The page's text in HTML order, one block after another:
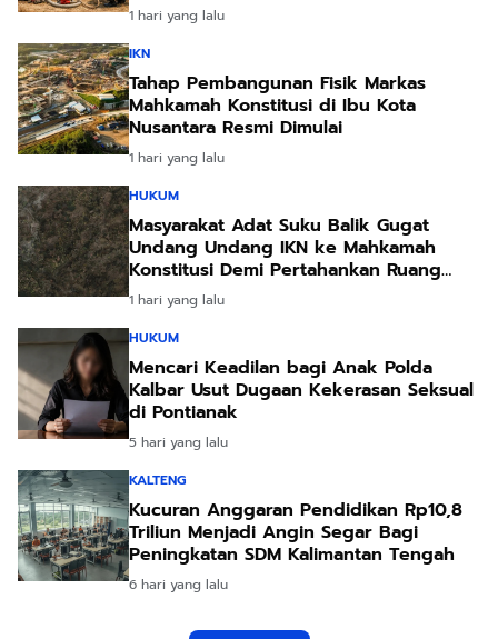
Akibat Kemarau Ekstrem
1 hari yang lalu
IKN
Tahap Pembangunan Fisik Markas
Mahkamah Konstitusi di Ibu Kota
Nusantara Resmi Dimulai
1 hari yang lalu
HUKUM
Masyarakat Adat Suku Balik Gugat
Undang Undang IKN ke Mahkamah
Konstitusi Demi Pertahankan Ruang
Hidup Leluhur
1 hari yang lalu
HUKUM
Mencari Keadilan bagi Anak Polda
Kalbar Usut Dugaan Kekerasan Seksual
di Pontianak
5 hari yang lalu
KALTENG
Kucuran Anggaran Pendidikan Rp10,8
Triliun Menjadi Angin Segar Bagi
Peningkatan SDM Kalimantan Tengah
6 hari yang lalu